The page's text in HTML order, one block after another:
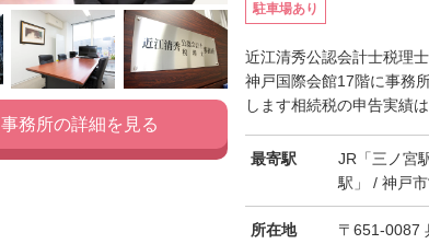
駐車場あり
近江清秀公認会計士税理
神戸国際会館17階に事務
します相続税の申告実績
最寄駅
JR「三ノ宮
駅」 / 神戸
所在地
〒651-0087
事務所の詳細を見る